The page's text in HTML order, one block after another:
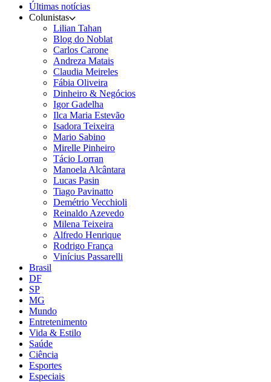
Últimas notícias
Colunistas
Lilian Tahan
Blog do Noblat
Carlos Carone
Andreza Matais
Claudia Meireles
Fábia Oliveira
Dinheiro & Negócios
Igor Gadelha
Ilca Maria Estevão
Isadora Teixeira
Mario Sabino
Mirelle Pinheiro
Tácio Lorran
Manoela Alcântara
Lucas Pasin
Tiago Pavinatto
Demétrio Vecchioli
Reinaldo Azevedo
Milena Teixeira
Alfredo Henrique
Rodrigo França
Vinícius Passarelli
Brasil
DF
SP
MG
Mundo
Entretenimento
Vida & Estilo
Saúde
Ciência
Esportes
Especiais